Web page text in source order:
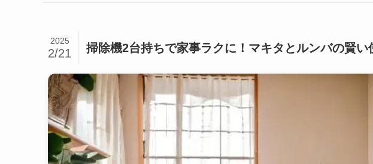
掃除機2台持ちで家事ラクに！マキタとルンバの賢い
2025
2/21